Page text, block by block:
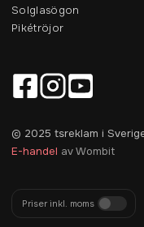
Solglasögon
Pikétröjor
© 2025 tsreklam i
E-handel av Wombit
Priser inkl. moms